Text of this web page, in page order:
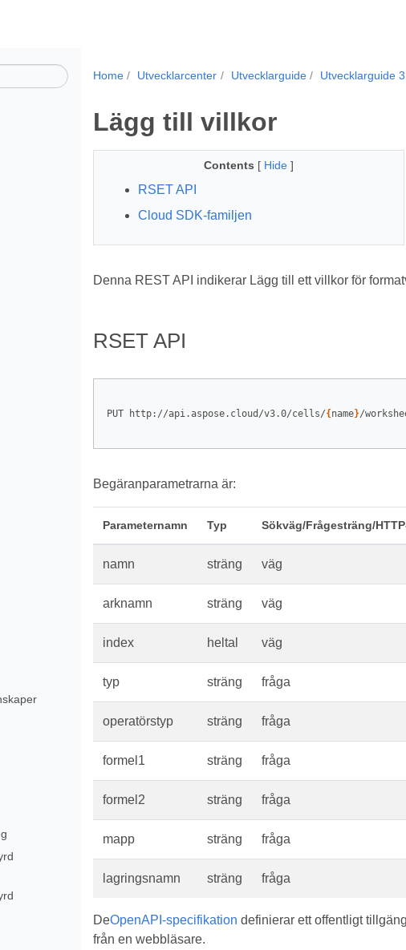
Home Utvecklarcenter Utvecklarguide Utvecklarguide 3.
Lägg till villkor
Contents [ Hide ]
RSET API
Cloud SDK-familjen
Denna REST API indikerar Lägg till ett villkor för
RSET API
PUT http://api.aspose.cloud/v3.0/cells/{ name}/
Begäranparametrarna är:
Parameternamn Typ Sökväg/Frågesträng/
namn sträng väg
arknamn sträng väg
index heltal väg
typ sträng fråga
operatörstyp sträng fråga
formel1 sträng fråga
formel2 sträng fråga
mapp sträng fråga
lagringsnamn sträng fråga
DeOpenAPI-specifikation definierar ett offentligt
från en webbläsare.